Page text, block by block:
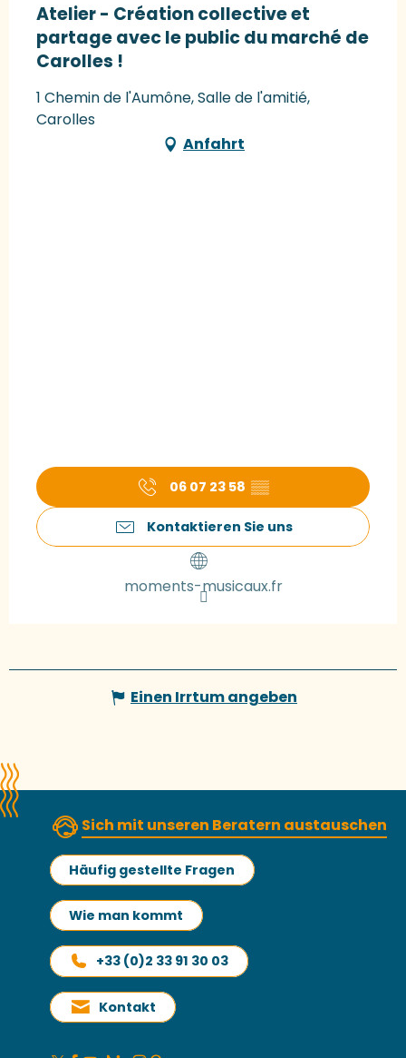
Atelier - Création collective et
partage avec le public du marché de
Carolles !
1 Chemin de l'Aumône, Salle de l'amitié,
Carolles
Anfahrt
06 07 23 58 ▒▒
Kontaktieren Sie uns
moments-musicaux.fr
Einen Irrtum angeben
Sich mit unseren Beratern austauschen
Häufig gestellte Fragen
Wie man kommt
+33 (0)2 33 91 30 03
Kontakt